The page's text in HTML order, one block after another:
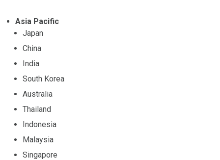
Asia Pacific
Japan
China
India
South Korea
Australia
Thailand
Indonesia
Malaysia
Singapore